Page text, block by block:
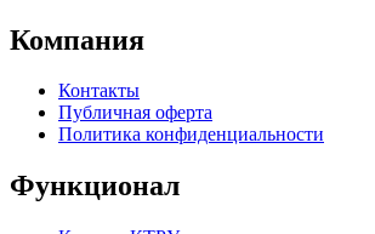
Компания
Контакты
Публичная оферта
Политика конфиденциальности
Функционал